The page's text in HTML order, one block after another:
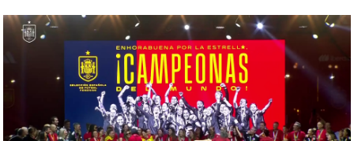
La celebración del Mundial de la selección femenina de fútbol llena
Madrid Río de miles de aficionados |
RFEF